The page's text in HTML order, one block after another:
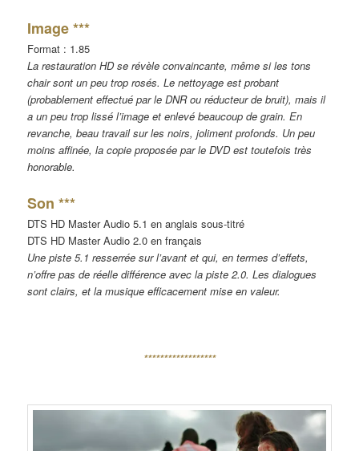
Image ***
Format : 1.85
La restauration HD se révèle convaincante, même si les tons
chair sont un peu trop rosés. Le nettoyage est probant
(probablement effectué par le DNR ou réducteur de bruit), mais il
a un peu trop lissé l’image et enlevé beaucoup de grain. En
revanche, beau travail sur les noirs, joliment profonds. Un peu
moins affinée, la copie proposée par le DVD est toutefois très
honorable.
Son ***
DTS HD Master Audio 5.1 en anglais sous-titré
DTS HD Master Audio 2.0 en français
Une piste 5.1 resserrée sur l’avant et qui, en termes d’effets,
n’offre pas de réelle différence avec la piste 2.0. Les dialogues
sont clairs, et la musique efficacement mise en valeur.
******************